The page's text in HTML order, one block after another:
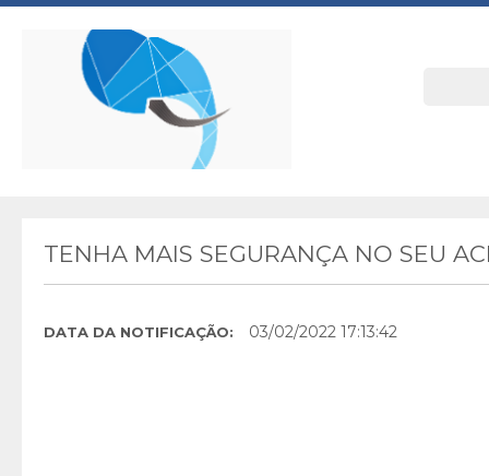
TENHA MAIS SEGURANÇA NO SEU
DATA DA NOTIFICAÇÃO: 03/02/2022 17:13:42